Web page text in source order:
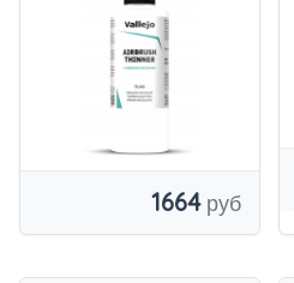
1664